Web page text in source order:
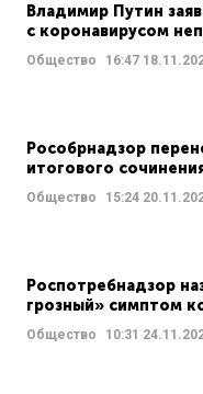
Владимир Путин
с коронавирусом
Общество 16:47
Рособрнадзор
итогового
Общество 15:24
Роспотребнадзор
грозный» симптом
Общество 10:31